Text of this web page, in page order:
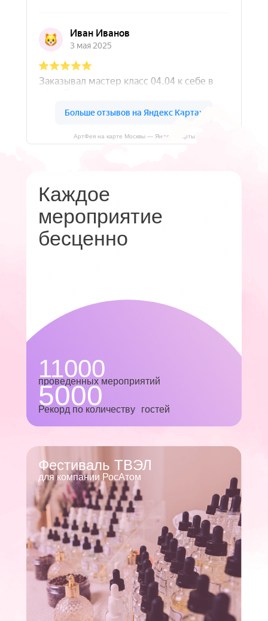
АртФея на карте Москвы — Яндекс Карты
Фестиваль ТВЭЛ
для компании РосАтом
Каждое
мероприятие
бесценно
11000
проведенных мероприятий
5000
Рекорд по количеству гостей